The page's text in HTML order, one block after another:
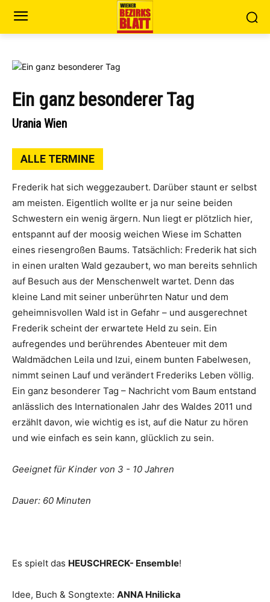
Ein ganz besonderer Tag
Urania Wien
ALLE TERMINE
Frederik hat sich weggezaubert. Darüber staunt er selbst
am meisten. Eigentlich wollte er ja nur seine beiden
Schwestern ein wenig ärgern. Nun liegt er plötzlich hier,
entspannt auf der moosig weichen Wiese im Schatten
eines riesengroßen Baums. Tatsächlich: Frederik hat sich
in einen uralten Wald gezaubert, wo man bereits sehnlich
auf Besuch aus der Menschenwelt wartet. Denn das
kleine Land mit seiner unberührten Natur und dem
geheimnisvollen Wald ist in Gefahr – und ausgerechnet
Frederik scheint der erwartete Held zu sein. Ein
aufregendes und berührendes Abenteuer mit dem
Waldmädchen Leila und Izui, einem bunten Fabelwesen,
nimmt seinen Lauf und verändert Frederiks Leben völlig.
Ein ganz besonderer Tag – Nachricht vom Baum entstand
anlässlich des Internationalen Jahr des Waldes 2011 und
erzählt davon, wie wichtig es ist, auf die Natur zu hören
und wie einfach es sein kann, glücklich zu sein.
Geeignet für Kinder von 3 - 10 Jahren
Dauer: 60 Minuten
Es spielt das HEUSCHRECK- Ensemble!
​Idee, Buch & Songtexte: ANNA Hnilicka